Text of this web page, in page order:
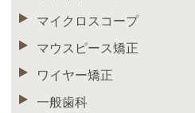
マイクロスコープ
マウスピース矯正
ワイヤー矯正
一般歯科